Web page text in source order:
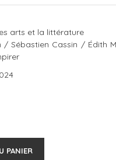
arts et la littérature
/ Sébastien Cassin / Édith
PANIER